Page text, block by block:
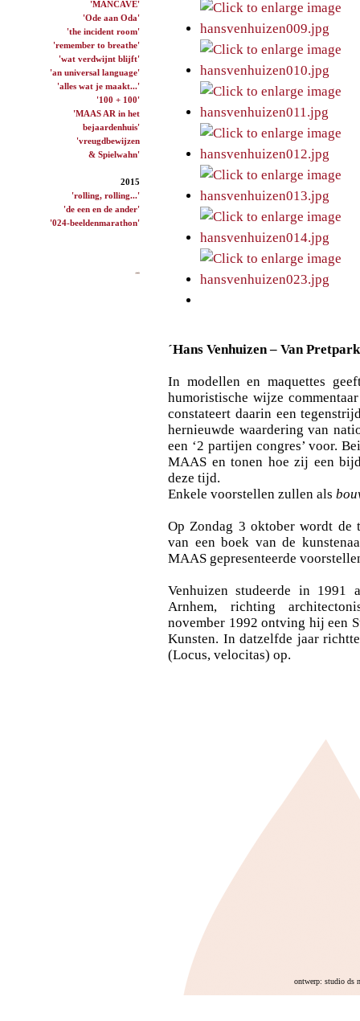
'MANCAVE'
'Ode aan Oda'
'the incident room'
'remember to breathe'
'wat verdwijnt blijft'
'an universal language'
'alles wat je maakt...'
'100 + 100'
'MAAS AR in het
bejaardenhuis'
'vreugdbewijzen
& Spielwahn'
2015
'rolling, rolling...'
'de een en de ander'
'024-beeldenmarathon'
´Hans Venhuizen – Van
In modellen en maquettes
humoristische wijze
constateert daarin een
hernieuwde waardering van
een ‘2 partijen congres’ voor.
MAAS en tonen hoe zij een
deze tijd.
Enkele voorstellen zullen als
Op Zondag 3 oktober wordt de
van een boek van de
MAAS gepresenteerde
Venhuizen studeerde in
Arnhem, richting
november 1992 ontving hij een
Kunsten. In datzelfde jaar
(Locus, velocitas) op.
ontwerp: studio ds